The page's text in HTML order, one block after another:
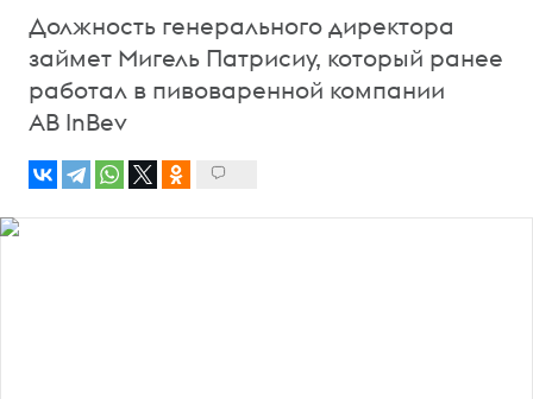
Должность генерального директора
займет Мигель Патрисиу, который ранее
работал в пивоваренной компании
AB InBev